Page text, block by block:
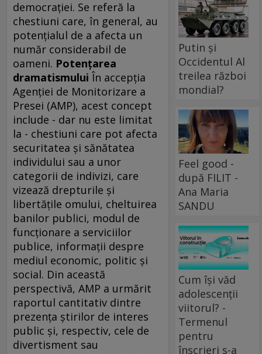
democraţiei. Se referă la
chestiuni care, în general, au
potenţialul de a afecta un
număr considerabil de
oameni. Potenţarea
dramatismului În accepţia
Agenţiei de Monitorizare a
Presei (AMP), acest concept
include - dar nu este limitat
la - chestiuni care pot afecta
securitatea şi sănătatea
individului sau a unor
categorii de indivizi, care
vizează drepturile şi
libertăţile omului, cheltuirea
banilor publici, modul de
funcţionare a serviciilor
publice, informaţii despre
mediul economic, politic şi
social. Din această
perspectivă, AMP a urmărit
raportul cantitativ dintre
prezenţa ştirilor de interes
public şi, respectiv, cele de
divertisment sau
Putin și
Occidentul Al
treilea război
mondial?
Feel good -
după FILIT -
Ana Maria
SANDU
Cum își văd
adolescenții
viitorul? -
Termenul
pentru
înscrieri s-a